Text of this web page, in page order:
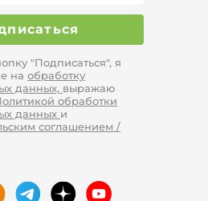
на плечах
рукавов
платье без
забывать о золотой
которая имеет
обработанные по
может смотреться
"Подписаться", я
на обработку
данных, выражаю
обработки
данных и
соглашением /